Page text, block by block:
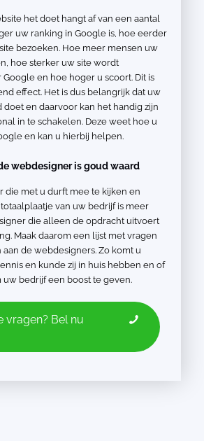
het doet hangt af van een aantal
uw ranking in Google is, hoe eerder
bezoeken. Hoe meer mensen uw
hoe sterker uw site wordt
en hoe hoger u scoort. Dit is
effect. Het is dus belangrijk dat uw
en daarvoor kan het handig zijn
in te schakelen. Deze weet hoe u
en kan u hierbij helpen.
webdesigner is goud waard
die met u durft mee te kijken en
van uw bedrijf is meer
die alleen de opdracht uitvoert
Maak daarom een lijst met vragen
de webdesigners. Zo komt u
en kunde zij in huis hebben en of
uw bedrijf een boost te geven.
vragen? Bel nu